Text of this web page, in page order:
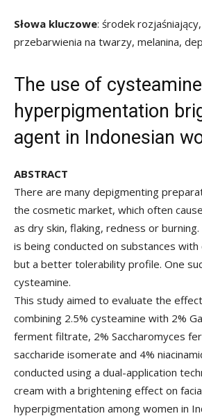
Słowa kluczowe: środek
przebarwienia na twarzy, melanina,
The use of
hyperpigmentation
agent in Indonesian
ABSTRACT
There are many depigmenting
the cosmetic market, which often
as dry skin, flaking, redness or
is being conducted on substances
but a better tolerability profile. One
cysteamine.
This study aimed to evaluate the
combining 2.5% cysteamine with 2%
ferment filtrate, 2% Saccharomyces
saccharide isomerate and 4%
conducted using a dual-application
cream with a brightening effect on
hyperpigmentation among women in